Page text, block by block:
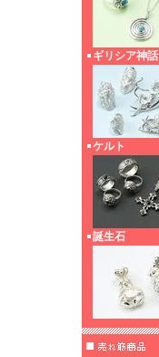
ギリシア神話
ケルト
誕生石